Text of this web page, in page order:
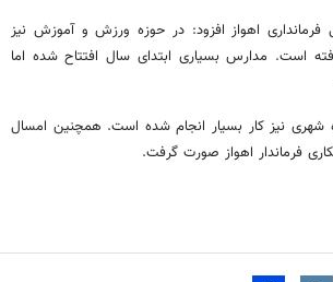
اهواز افزود: در حوزه ورزش و آموزش نیز
است. مدارس بسیاری ابتدای سال افتتاح شده اما
شهری نیز کار بسیار انجام شده است. همچنین امسال
فرماندار اهواز صورت گرفت.